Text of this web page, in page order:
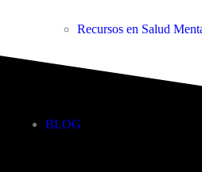
Recursos en Salud
BLOG